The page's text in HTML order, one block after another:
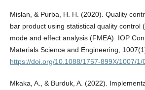
Mislan, & Purba, H. H. (2020). Quality
bar product using statistical quality control
mode and effect analysis (FMEA). IOP
Materials Science and Engineering,
https://doi.org/10.1088/1757-899X/1007/1/
Mkaka, A., & Burduk, A. (2022).